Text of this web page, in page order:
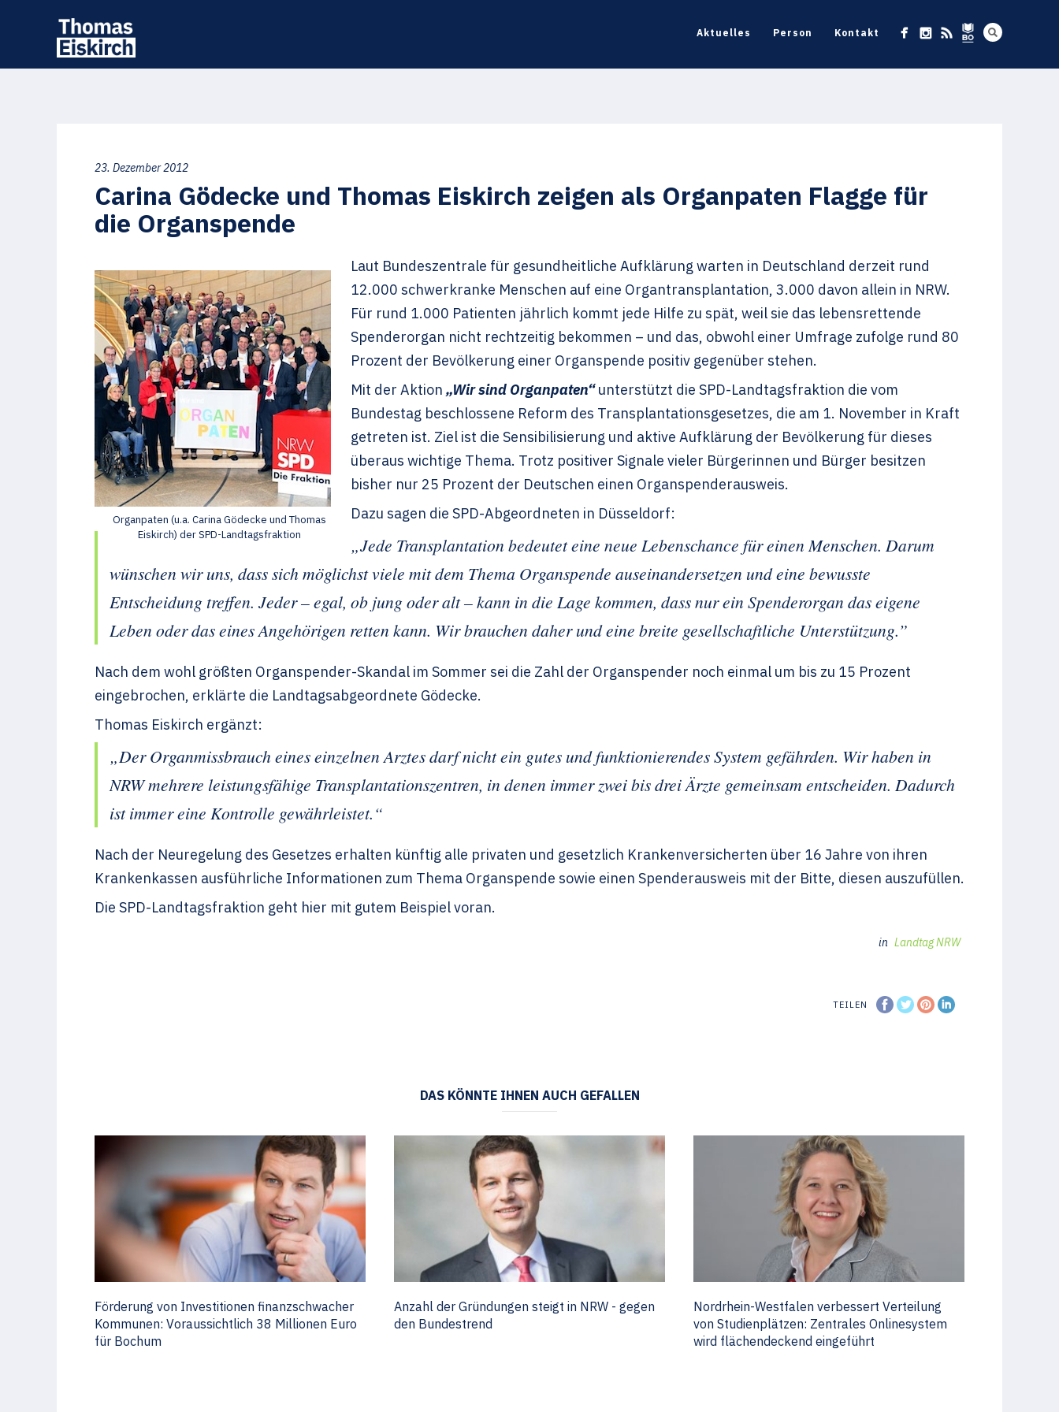
Aktuelles Person Kontakt
23. Dezember 2012
Carina Gödecke und Thomas Eiskirch zeigen als Organpaten Flagge für
die Organspende
Organpaten (u.a. Carina Gödecke und Thomas
Eiskirch) der SPD-Landtagsfraktion
Laut Bundeszentrale für gesundheitliche Aufklärung warten in Deutschland derzeit rund
12.000 schwerkranke Menschen auf eine Organtransplantation, 3.000 davon allein in NRW.
Für rund 1.000 Patienten jährlich kommt jede Hilfe zu spät, weil sie das lebensrettende
Spenderorgan nicht rechtzeitig bekommen – und das, obwohl einer Umfrage zufolge rund 80
Prozent der Bevölkerung einer Organspende positiv gegenüber stehen.
Mit der Aktion „Wir sind Organpaten“unterstützt die SPD-Landtagsfraktion die vom
Bundestag beschlossene Reform des Transplantationsgesetzes, die am 1. November in Kraft
getreten ist. Ziel ist die Sensibilisierung und aktive Aufklärung der Bevölkerung für dieses
überaus wichtige Thema. Trotz positiver Signale vieler Bürgerinnen und Bürger besitzen
bisher nur 25 Prozent der Deutschen einen Organspenderausweis.
Dazu sagen die SPD-Abgeordneten in Düsseldorf:
„Jede Transplantation bedeutet eine neue Lebenschance für einen Menschen. Darum
wünschen wir uns, dass sich möglichst viele mit dem Thema Organspende auseinandersetzen und eine bewusste
Entscheidung treffen. Jeder – egal, ob jung oder alt – kann in die Lage kommen, dass nur ein Spenderorgan das eigene
Leben oder das eines Angehörigen retten kann. Wir brauchen daher und eine breite gesellschaftliche Unterstützung.”
Nach dem wohl größten Organspender-Skandal im Sommer sei die Zahl der Organspender noch einmal um bis zu 15 Prozent
eingebrochen, erklärte die Landtagsabgeordnete Gödecke.
Thomas Eiskirch ergänzt:
„Der Organmissbrauch eines einzelnen Arztes darf nicht ein gutes und funktionierendes System gefährden. Wir haben in
NRW mehrere leistungsfähige Transplantationszentren, in denen immer zwei bis drei Ärzte gemeinsam entscheiden. Dadurch
ist immer eine Kontrolle gewährleistet.“
Nach der Neuregelung des Gesetzes erhalten künftig alle privaten und gesetzlich Krankenversicherten über 16 Jahre von ihren
Krankenkassen ausführliche Informationen zum Thema Organspende sowie einen Spenderausweis mit der Bitte, diesen auszufüllen.
Die SPD-Landtagsfraktion geht hier mit gutem Beispiel voran.
in Landtag NRW
TEILEN
DAS KÖNNTE IHNEN AUCH GEFALLEN
Förderung von Investitionen finanzschwacher
Kommunen: Voraussichtlich 38 Millionen Euro
für Bochum
Anzahl der Gründungen steigt in NRW - gegen
den Bundestrend
Nordrhein-Westfalen verbessert Verteilung
von Studienplätzen: Zentrales Onlinesystem
wird flächendeckend eingeführt